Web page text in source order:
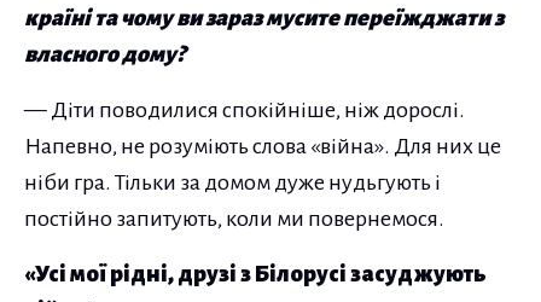
країні та чому ви зараз мусите переїжджати з
власного дому?
— Діти поводилися спокійніше, ніж дорослі.
Напевно, не розуміють слова «війна». Для них це
ніби гра. Тільки за домом дуже нудьгують і
постійно запитують, коли ми повернемося.
«Усі мої рідні, друзі з Білорусі засуджують